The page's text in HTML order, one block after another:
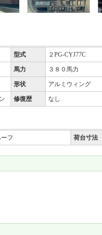
型式 ２PG-CYJ77C
馬力 ３８０馬力
形状 アルミウィング
修復歴 なし
フ 荷台寸法